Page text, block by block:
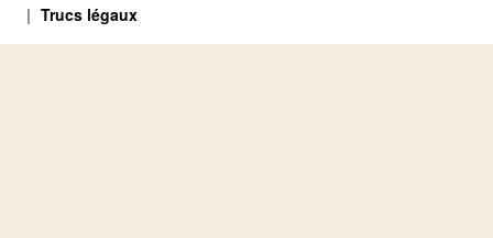
Trucs légaux